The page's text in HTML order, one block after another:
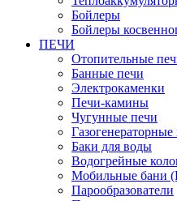
Бойлеры
Бойлеры
ПЕЧИ
Отопительные
Банные печи
Электрокаменки
Печи-камины
Чугунные печи
Газогенераторные
Баки для воды
Водогрейные
Мобильные бани
Парообразователи